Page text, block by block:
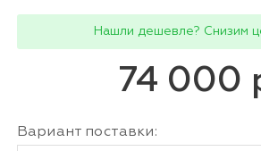
Нашли дешевле? Снизим
74 000
Вариант поставки: